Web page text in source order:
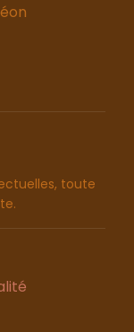
toute